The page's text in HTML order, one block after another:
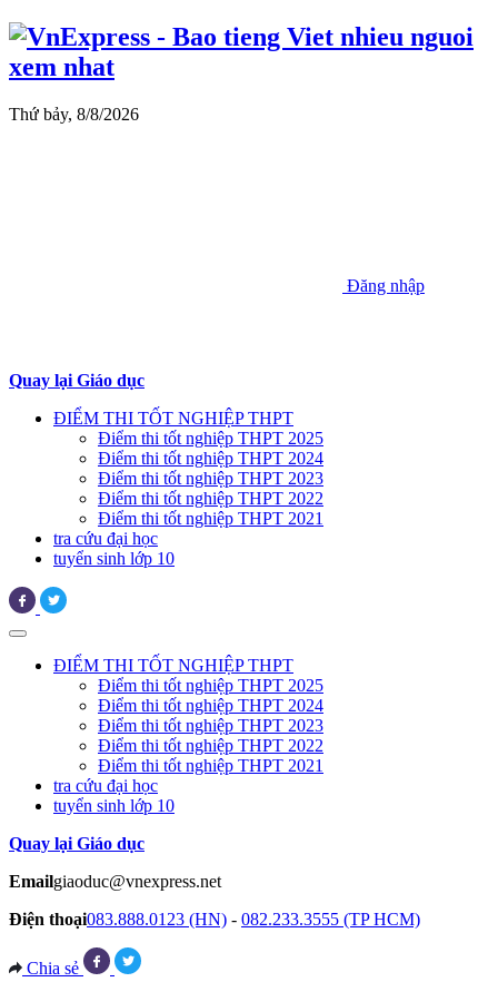
Thứ bảy, 8/8/2026
Đăng nhập
Quay lại Giáo dục
ĐIỂM THI TỐT NGHIỆP THPT
Điểm thi tốt nghiệp THPT 2025
Điểm thi tốt nghiệp THPT 2024
Điểm thi tốt nghiệp THPT 2023
Điểm thi tốt nghiệp THPT 2022
Điểm thi tốt nghiệp THPT 2021
tra cứu đại học
tuyển sinh lớp 10
ĐIỂM THI TỐT NGHIỆP THPT
Điểm thi tốt nghiệp THPT 2025
Điểm thi tốt nghiệp THPT 2024
Điểm thi tốt nghiệp THPT 2023
Điểm thi tốt nghiệp THPT 2022
Điểm thi tốt nghiệp THPT 2021
tra cứu đại học
tuyển sinh lớp 10
Quay lại Giáo dục
Emailgiaoduc@vnexpress.net
Điện thoại083.888.0123 (HN) - 082.233.3555 (TP HCM)
Chia sẻ